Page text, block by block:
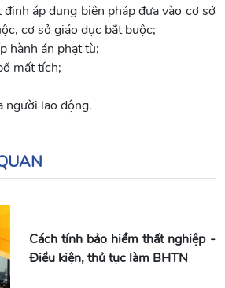
định áp dụng biện pháp đưa vào cơ sở
cơ sở giáo dục bắt buộc;
hành án phạt tù;
mất tích;
người lao động.
Cách tính bảo hiểm thất nghiệp -
Điều kiện, thủ tục làm BHTN